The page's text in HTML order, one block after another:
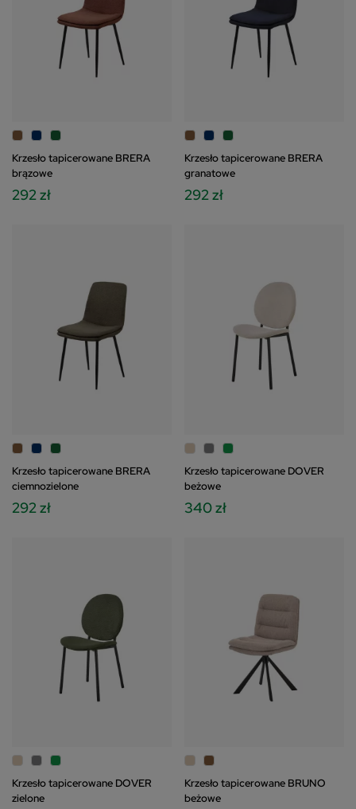
Krzesło tapicerowane BRERA
brązowe
292 zł
Krzesło tapicerowane BRERA
granatowe
292 zł
Krzesło tapicerowane BRERA
ciemnozielone
292 zł
Krzesło tapicerowane DOVER
beżowe
340 zł
Krzesło tapicerowane DOVER
zielone
Krzesło tapicerowane BRUNO
beżowe